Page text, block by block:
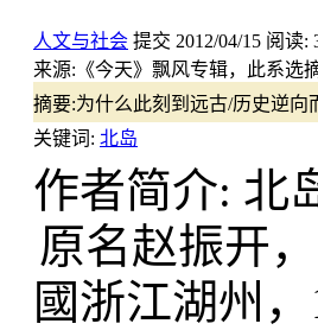
人文与社会 提交 2012/04/15 阅读:
来源: 《今天》飘风专辑，此系选
摘要:为什么此刻到远古/历史逆向
关键词: 北岛
作者简介: 北
原名赵振开
國浙江湖州